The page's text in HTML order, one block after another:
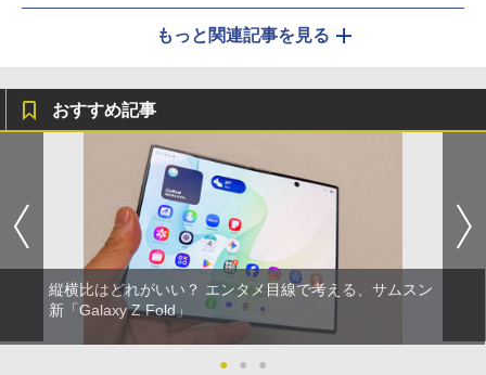
もっと関連記事を見る
おすすめ記事
縦横比はどれがいい？ エンタメ目線で考える、サムスン
新「Galaxy Z Fold」
● ● ●